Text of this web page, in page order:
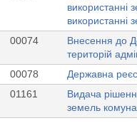
використанні
використанні
00074
Внесення до
територій
00078
Державна
01161
Видача
земель